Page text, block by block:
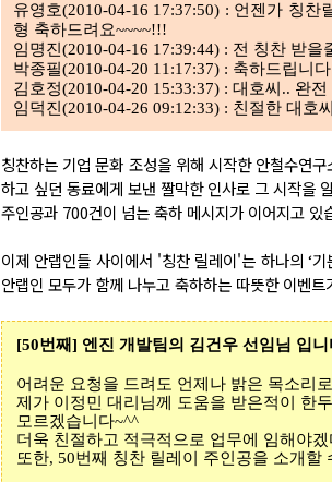
유영호(2010-04-16 17:37:50) : 언젠가 칭
형 축하드려요~~~~!!!
임명진(2010-04-16 17:39:44) : 전 칭찬 받
박종필(2010-04-20 11:17:37) : 축하드립니
김호정(2010-04-20 15:33:37) : 대호씨.. 완
임덕진(2010-04-26 09:12:33) : 친절한 대호
칭찬하는 기업 문화 조성을 위해 시작한 안철수연구
하고 싶던 동료에게 보낸 짤막한 인사로 그 시작을
주인공과 700건이 넘는 축하 메시지가 이어지고 있
이제 안랩인들 사이에서 '칭찬 릴레이'는 하나의 ‘기
안랩인 모두가 함께 나누고 축하하는 따뜻한 이벤트
[50번째] 엔진 개발팀의 김건우 선임님 입니
어려운 요청을 드려도 언제나 밝은 목소리
제가 이정민 대리님께 도움을 받은적이 한
모르겠습니다~^^
더욱 친절하고 적극적으로 업무에 임해야
또한, 50번째 칭찬 릴레이 주인공을 소개할